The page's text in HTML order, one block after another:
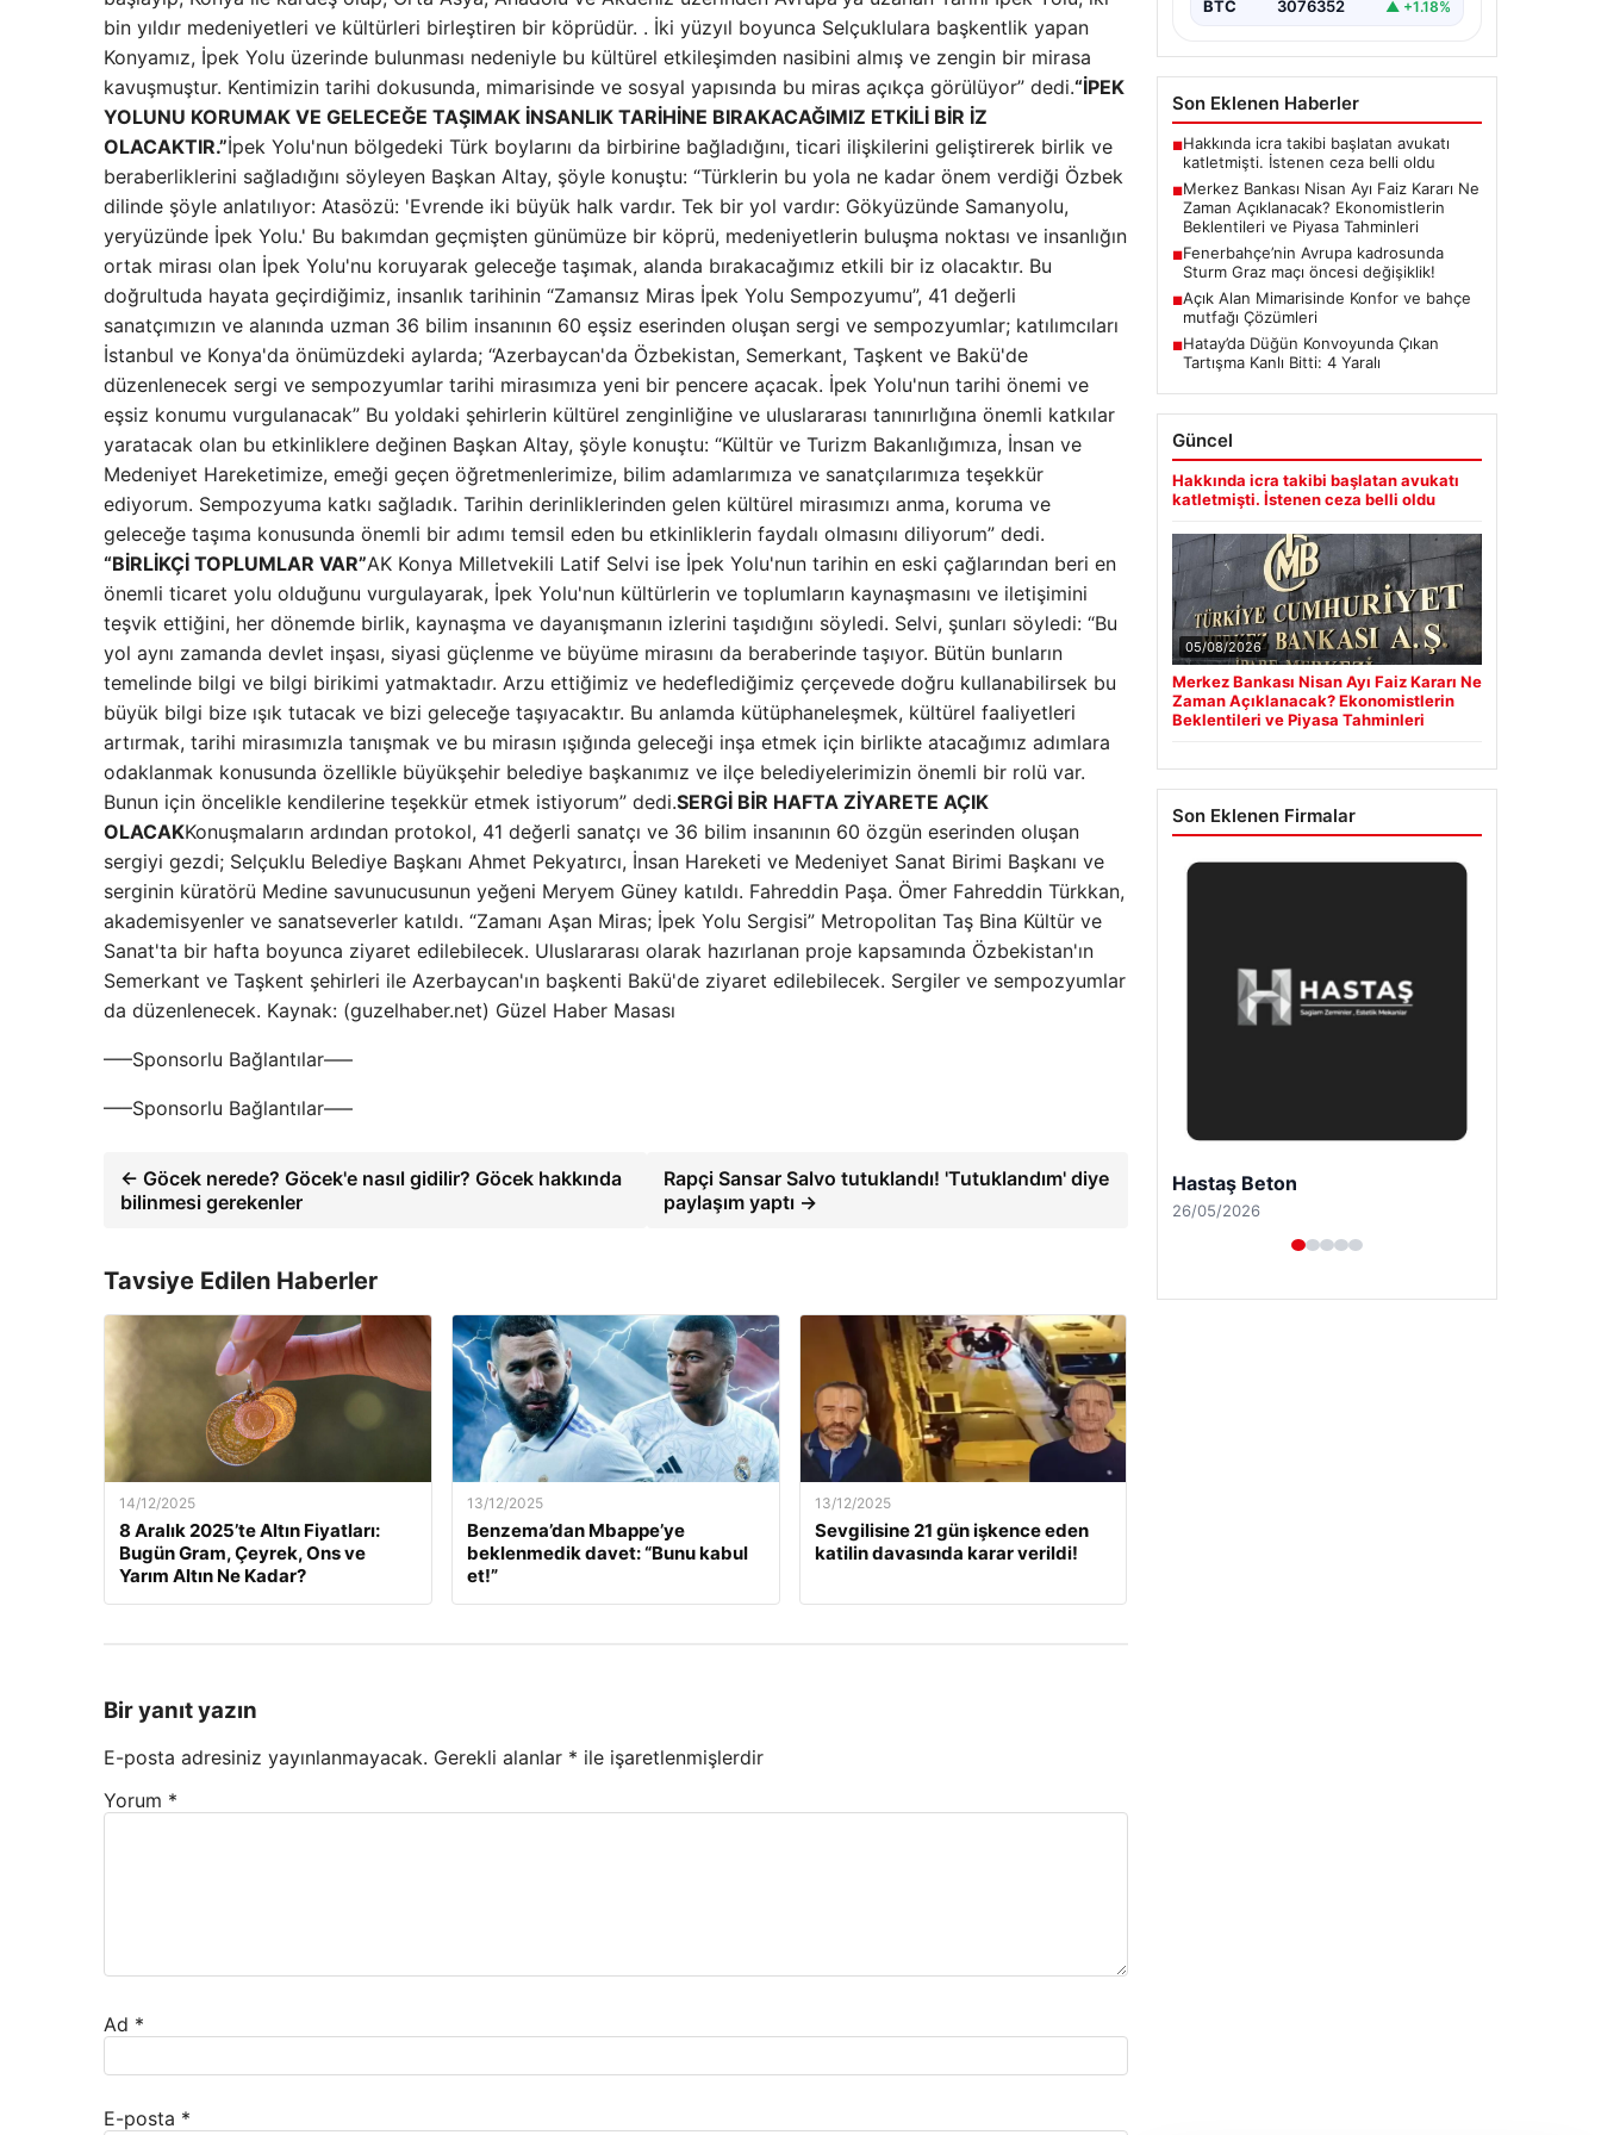
bin yıldır medeniyetleri ve kültürleri birleştiren bir köprüdür. . İki yüzyıl boyunca Selçuklulara başkentlik yapan
Konyamız, İpek Yolu üzerinde bulunması nedeniyle bu kültürel etkileşimden nasibini almış ve zengin bir mirasa
kavuşmuştur. Kentimizin tarihi dokusunda, mimarisinde ve sosyal yapısında bu miras açıkça görülüyor” dedi.“İPEK
YOLUNU KORUMAK VE GELECEĞE TAŞIMAK İNSANLIK TARİHİNE BIRAKACAĞIMIZ ETKİLİ BİR İZ
OLACAKTIR.”İpek Yolu'nun bölgedeki Türk boylarını da birbirine bağladığını, ticari ilişkilerini geliştirerek birlik ve
beraberliklerini sağladığını söyleyen Başkan Altay, şöyle konuştu: “Türklerin bu yola ne kadar önem verdiği Özbek
dilinde şöyle anlatılıyor: Atasözü: 'Evrende iki büyük halk vardır. Tek bir yol vardır: Gökyüzünde Samanyolu,
yeryüzünde İpek Yolu.' Bu bakımdan geçmişten günümüze bir köprü, medeniyetlerin buluşma noktası ve insanlığın
ortak mirası olan İpek Yolu'nu koruyarak geleceğe taşımak, alanda bırakacağımız etkili bir iz olacaktır. Bu
doğrultuda hayata geçirdiğimiz, insanlık tarihinin “Zamansız Miras İpek Yolu Sempozyumu”, 41 değerli
sanatçımızın ve alanında uzman 36 bilim insanının 60 eşsiz eserinden oluşan sergi ve sempozyumlar; katılımcıları
İstanbul ve Konya'da önümüzdeki aylarda; “Azerbaycan'da Özbekistan, Semerkant, Taşkent ve Bakü'de
düzenlenecek sergi ve sempozyumlar tarihi mirasımıza yeni bir pencere açacak. İpek Yolu'nun tarihi önemi ve
eşsiz konumu vurgulanacak” Bu yoldaki şehirlerin kültürel zenginliğine ve uluslararası tanınırlığına önemli katkılar
yaratacak olan bu etkinliklere değinen Başkan Altay, şöyle konuştu: “Kültür ve Turizm Bakanlığımıza, İnsan ve
Medeniyet Hareketimize, emeği geçen öğretmenlerimize, bilim adamlarımıza ve sanatçılarımıza teşekkür
ediyorum. Sempozyuma katkı sağladık. Tarihin derinliklerinden gelen kültürel mirasımızı anma, koruma ve
geleceğe taşıma konusunda önemli bir adımı temsil eden bu etkinliklerin faydalı olmasını diliyorum” dedi.
“BİRLİKÇİ TOPLUMLAR VAR”AK Konya Milletvekili Latif Selvi ise İpek Yolu'nun tarihin en eski çağlarından beri en
önemli ticaret yolu olduğunu vurgulayarak, İpek Yolu'nun kültürlerin ve toplumların kaynaşmasını ve iletişimini
teşvik ettiğini, her dönemde birlik, kaynaşma ve dayanışmanın izlerini taşıdığını söyledi. Selvi, şunları söyledi: “Bu
yol aynı zamanda devlet inşası, siyasi güçlenme ve büyüme mirasını da beraberinde taşıyor. Bütün bunların
temelinde bilgi ve bilgi birikimi yatmaktadır. Arzu ettiğimiz ve hedeflediğimiz çerçevede doğru kullanabilirsek bu
büyük bilgi bize ışık tutacak ve bizi geleceğe taşıyacaktır. Bu anlamda kütüphaneleşmek, kültürel faaliyetleri
artırmak, tarihi mirasımızla tanışmak ve bu mirasın ışığında geleceği inşa etmek için birlikte atacağımız adımlara
odaklanmak konusunda özellikle büyükşehir belediye başkanımız ve ilçe belediyelerimizin önemli bir rolü var.
Bunun için öncelikle kendilerine teşekkür etmek istiyorum” dedi.SERGİ BİR HAFTA ZİYARETE AÇIK
OLACAKKonuşmaların ardından protokol, 41 değerli sanatçı ve 36 bilim insanının 60 özgün eserinden oluşan
sergiyi gezdi; Selçuklu Belediye Başkanı Ahmet Pekyatırcı, İnsan Hareketi ve Medeniyet Sanat Birimi Başkanı ve
serginin küratörü Medine savunucusunun yeğeni Meryem Güney katıldı. Fahreddin Paşa. Ömer Fahreddin Türkkan,
akademisyenler ve sanatseverler katıldı. “Zamanı Aşan Miras; İpek Yolu Sergisi” Metropolitan Taş Bina Kültür ve
Sanat'ta bir hafta boyunca ziyaret edilebilecek. Uluslararası olarak hazırlanan proje kapsamında Özbekistan'ın
Semerkant ve Taşkent şehirleri ile Azerbaycan'ın başkenti Bakü'de ziyaret edilebilecek. Sergiler ve sempozyumlar
da düzenlenecek. Kaynak: (guzelhaber.net) Güzel Haber Masası
—–Sponsorlu Bağlantılar—–
—–Sponsorlu Bağlantılar—–
← Göcek nerede? Göcek'e nasıl gidilir? Göcek hakkında
bilinmesi gerekenler
Rapçi Sansar Salvo tutuklandı! 'Tutuklandım' diye
paylaşım yaptı →
Tavsiye Edilen Haberler
14/12/2025
8 Aralık 2025’te Altın Fiyatları:
Bugün Gram, Çeyrek, Ons ve
Yarım Altın Ne Kadar?
13/12/2025
Benzema’dan Mbappe’ye
beklenmedik davet: “Bunu kabul
et!”
13/12/2025
Sevgilisine 21 gün işkence eden
katilin davasında karar verildi!
Bir yanıt yazın
E-posta adresiniz yayınlanmayacak. Gerekli alanlar * ile işaretlenmişlerdir
Yorum *
Ad *
E-posta *
Kurulu, Nisan ayı faiz kararını
BTC 3076352 ▲ +1.18%
Son Eklenen Haberler
■Hakkında icra takibi başlatan avukatı
katletmişti. İstenen ceza belli oldu
■Merkez Bankası Nisan Ayı Faiz Kararı Ne
Zaman Açıklanacak? Ekonomistlerin
Beklentileri ve Piyasa Tahminleri
■Fenerbahçe’nin Avrupa kadrosunda
Sturm Graz maçı öncesi değişiklik!
■Açık Alan Mimarisinde Konfor ve bahçe
mutfağı Çözümleri
■Hatay’da Düğün Konvoyunda Çıkan
Tartışma Kanlı Bitti: 4 Yaralı
Güncel
Hakkında icra takibi başlatan avukatı
katletmişti. İstenen ceza belli oldu
05/08/2026
Merkez Bankası Nisan Ayı Faiz Kararı Ne
Zaman Açıklanacak? Ekonomistlerin
Beklentileri ve Piyasa Tahminleri
Son Eklenen Firmalar
Enes Kaplan Avukatlık Bürosu
28/04/2026